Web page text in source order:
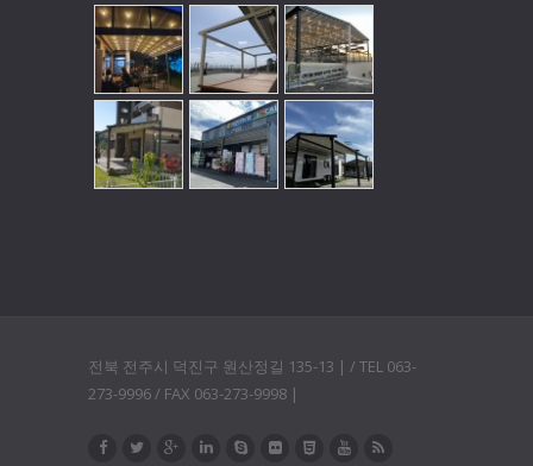
전북 전주시 덕진구 원산정길 135-13 | / TEL 063-
273-9996 / FAX 063-273-9998 |